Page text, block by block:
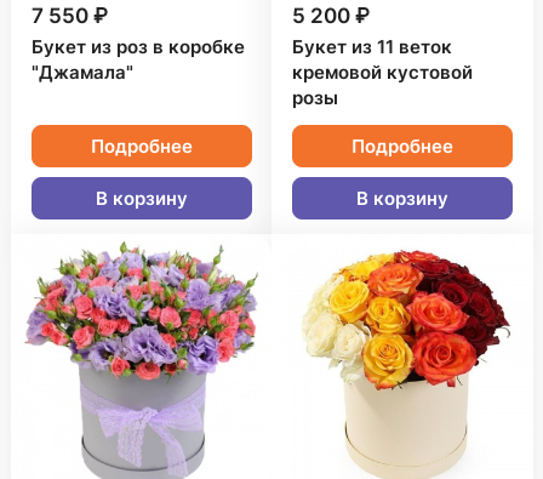
7 550 ₽
Букет из роз в коробке
"Джамала"
Подробнее
В корзину
5 200 ₽
Букет из 11 веток
кремовой кустовой
розы
Подробнее
В корзину